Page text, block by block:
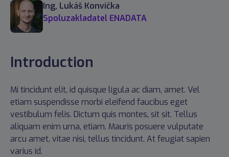
Ing, Lukáš Konvička
Spoluzakladatel ENADATA
Introduction
Mi tincidunt elit, id quisque ligula ac diam, amet. Vel
etiam suspendisse morbi eleifend faucibus eget
vestibulum felis. Dictum quis montes, sit sit. Tellus
aliquam enim urna, etiam. Mauris posuere vulputate
arcu amet, vitae nisi, tellus tincidunt. At feugiat sapien
varius id.